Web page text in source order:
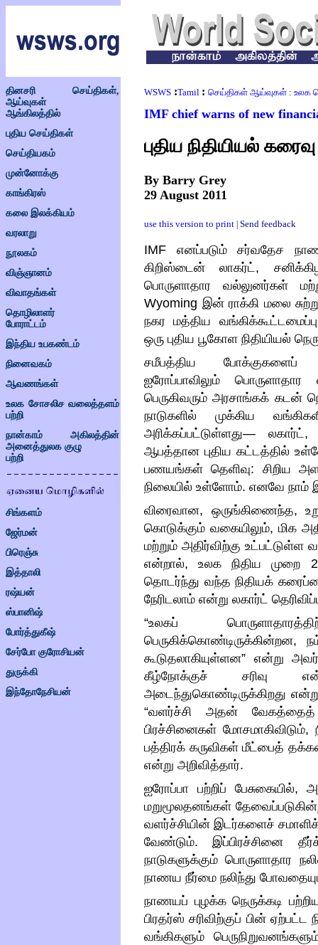
தினசரி செய்திகள்,
ஆய்வுகள்
ஆங்கிலத்தில்
புதிய செய்திகள்
செய்தியகம்
முன்னோக்கு
காங்கிரஸ்
கலை இலக்கியம்
வரலாறு
நூலகம்
விஞ்ஞானம்
விவாதங்கள்
தொழிலாளர்
போராட்டம்
இந்திய உபகண்டம்
நினைவகம்
ஆவணங்கள்
உலக சோசலிச வலைத்தளம்
பற்றி
நான்காம் அகிலத்தின்
அனைத்துலக குழு
பற்றி
சிங்களம்
ஜேர்மன்
பிரெஞ்சு
இத்தாலி
ரஷ்யன்
ஸ்பானிஷ்
போர்த்துகீஷ்
சேர்போ குரோசியன்
துருக்கி
இந்தோநேசியன்
WSWS :Tamil : செய்திகள் ஆய்வுகள் : உலக
IMF chief warns of new
புதிய நிதியியல்
By Barry Grey
29 August 2011
use this version to print Send feedback
IMF எனப்படும் சர்வதேச
கிறிஸ்டைன் லாகர்ட்,
பொருளாதார வல்லுனர்கள்
Wyoming இன் ராக்கி மலை
நகர மத்திய
ஒரு புதிய பூகோள நிதியியல்
சமீபத்திய போக்குகளைப்
ஐரோப்பாவிலும் பொருளாதார
பெருகிவரும் அரசாங்கக் கடன்
நாடுகளில் முக்கிய
அரிக்கப்பட்டுள்ளது— லகார்ட்,
ஆபத்தான புதிய கட்டத்தில்
பணயங்கள் தெளிவு: சிறிய
நிலையில் உள்ளோம். எனவே நாம்
விரைவான, ஒருங்கிணைந்த,
கொடுக்கும் வகையிலும், மிக
மற்றும் அதிர்விற்கு உட்பட்டுள்ள
என்றால்,உலக நிதிய முறை
தொடர்ந்து வந்த நிதியக்
நேரிடலாம் என்று லகார்ட்
“உலகப்
பெருகிக்கொண்டிருக்கின்றன,
கூடுதலாகியுள்ளன” என்று அவர்
கீழ்நோக்குச் சரிவு
அடைந்துகொண்டிருக்கிறது
“வளர்ச்சி அதன்
பிரச்சினைகள் மோசமாகிவிடும்,
பத்திரக் கருவிகள் மீட்பைத்
என்று அறிவித்தார்.
ஐரோப்பா பற்றிப் பேசுகையில்,
மறுமூலதனங்கள்
வளர்ச்சியின் இடர்களைச்
வேண்டும்.இப்பிரச்சினை
நாடுகளுக்கும் பொருளாதார
நாணய நீர்மை நலிந்து
நாணயப் புழக்க நெருக்கடி
பிரதர்ஸ் சரிவிற்குப் பின் ஏற்பட்ட
வங்கிகளும்